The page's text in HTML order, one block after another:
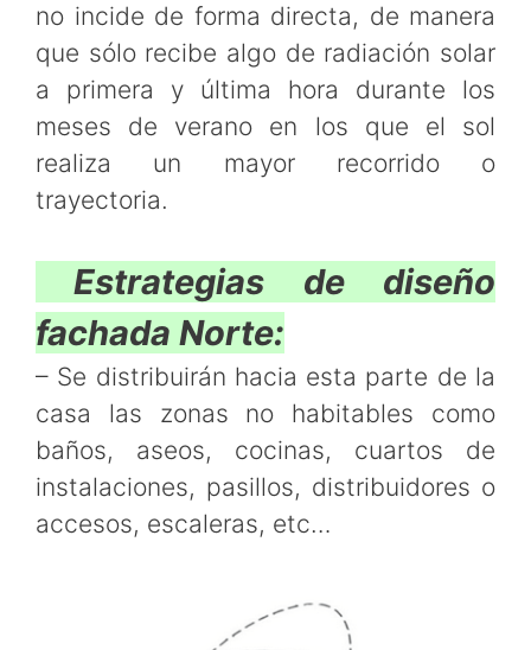
no incide de forma directa, de manera
que sólo recibe algo de radiación solar
a primera y última hora durante los
meses de verano en los que el sol
realiza un mayor recorrido o
trayectoria.
Estrategias de diseño
fachada Norte:
– Se distribuirán hacia esta parte de la
casa las zonas no habitables como
baños, aseos, cocinas, cuartos de
instalaciones, pasillos, distribuidores o
accesos, escaleras, etc…